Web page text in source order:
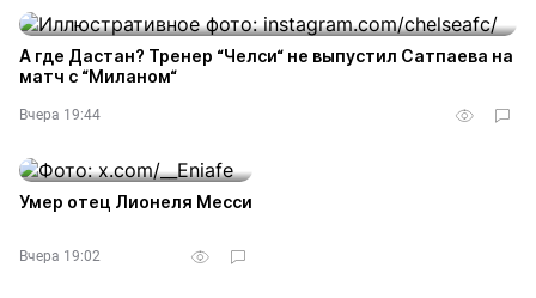
А где Дастан? Тренер “Челси“ не выпустил Сатпаева на
матч с “Миланом“
Вчера 19:44
Умер отец Лионеля Месси
Вчера 19:02